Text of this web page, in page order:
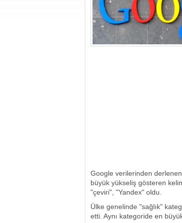
Google verilerinden
büyük yükseliş gösteren
"çeviri", "Yandex" oldu.
Ülke genelinde "sağlık"
etti. Aynı kategoride en